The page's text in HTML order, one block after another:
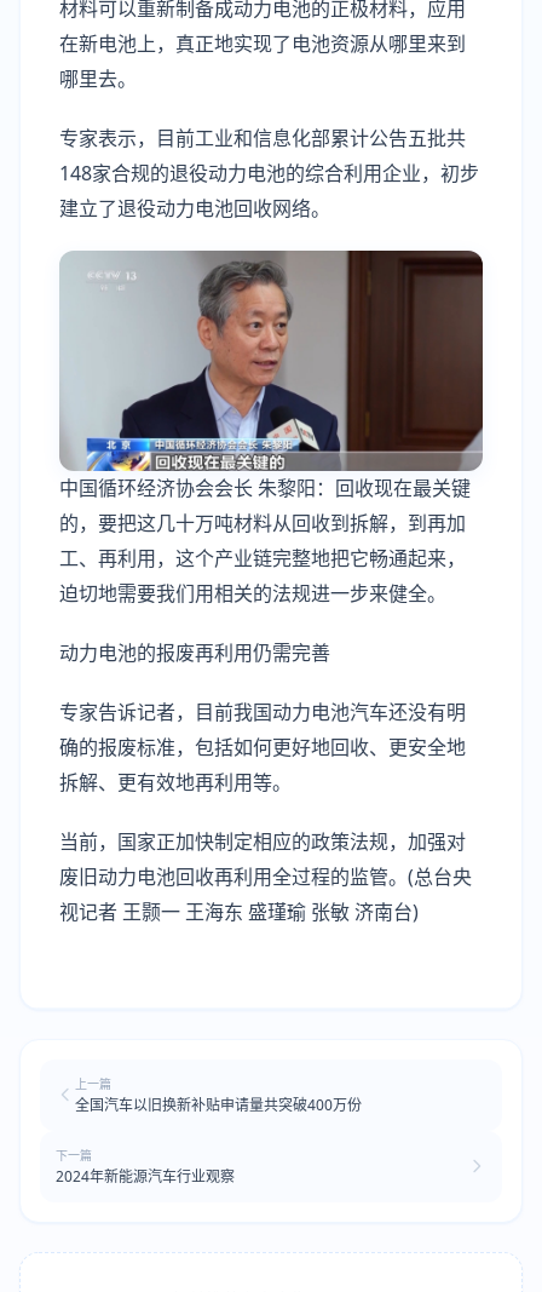
材料可以重新制备成动力电池的正极材料，应用
在新电池上，真正地实现了电池资源从哪里来到
哪里去。
专家表示，目前工业和信息化部累计公告五批共
148家合规的退役动力电池的综合利用企业，初步
建立了退役动力电池回收网络。
中国循环经济协会会长 朱黎阳：回收现在最关键
的，要把这几十万吨材料从回收到拆解，到再加
工、再利用，这个产业链完整地把它畅通起来，
迫切地需要我们用相关的法规进一步来健全。
动力电池的报废再利用仍需完善
专家告诉记者，目前我国动力电池汽车还没有明
确的报废标准，包括如何更好地回收、更安全地
拆解、更有效地再利用等。
当前，国家正加快制定相应的政策法规，加强对
废旧动力电池回收再利用全过程的监管。(总台央
视记者 王颢一 王海东 盛瑾瑜 张敏 济南台)
上一篇
全国汽车以旧换新补贴申请量共突破400万份
下一篇
2024年新能源汽车行业观察